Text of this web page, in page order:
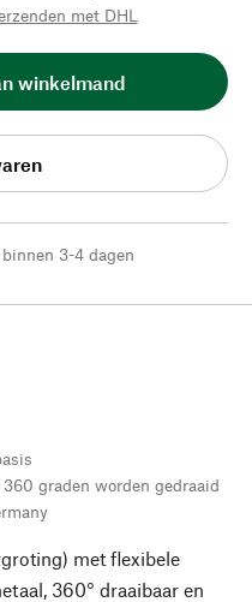
met DHL
winkelmand
3-4 dagen
graden worden gedraaid
met flexibele
360° draaibaar en